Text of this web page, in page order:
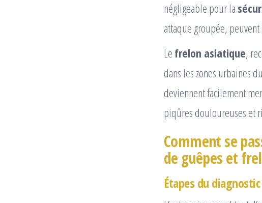
négligeable pour la
attaque groupée,
Le frelon asiatique,
dans les zones urbaines
deviennent facilement
piqûres douloureuses et
Comment se
de guêpes et
Étapes du